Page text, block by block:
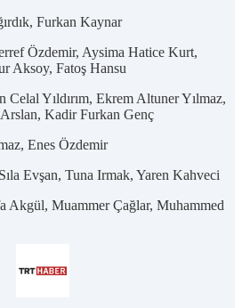
Furkan Kaynar
Özdemir, Aysima Hatice Kurt,
Aksoy, Fatoş Hansu
Celal Yıldırım, Ekrem Altuner Yılmaz,
Kadir Furkan Genç
Enes Özdemir
Evşan, Tuna Irmak, Yaren Kahveci
Akgül, Muammer Çağlar, Muhammed